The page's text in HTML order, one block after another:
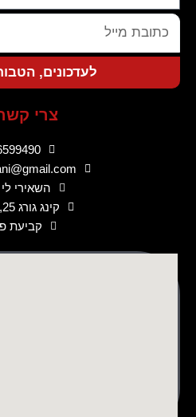
כתובת
מייל
לעדכונים,
צרי
השאירי
קינג גורג 25, ירושלים
קביעת